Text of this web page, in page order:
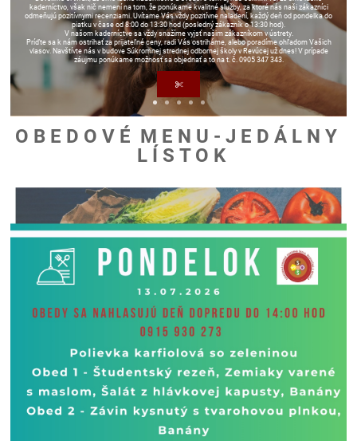
kaderníctvo, však nič nemení na tom, že ponúkame kvalitné služby, za ktoré nás naši zákazníci
odmeňujú pozitívnymi recenziami. Uvítame Vás vždy pozitívne naladení, každý deň od pondelka do
piatku v čase od 8:00 do 13:30 hod (posledný zákazník o 13:30 hod).
V našom kaderníctve sa vždy snažíme vyjsť našim zákazníkom v ústrety.
Príďte sa k nám ostrihať za prijateľné ceny, radi Vás ostriháme, alebo poradíme ohľadom Vašich
vlasov. Navštívte nás v budove Súkromnej strednej odbornej školy v Revúcej už dnes! V prípade
záujmu ponúkame možnosť sa objednať a to na t. č. 0905 347 343.
O B E D O V É M E N U - J E D Á L N Y
L Í S T O K